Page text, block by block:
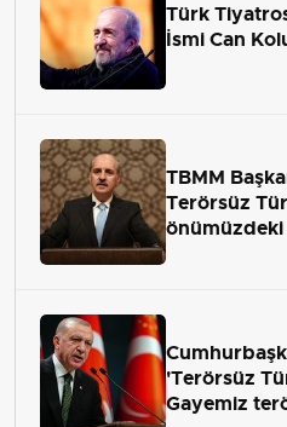
Türk
İsmi Can
TBMM
Terörsüz
'Terörsüz
Gayemiz